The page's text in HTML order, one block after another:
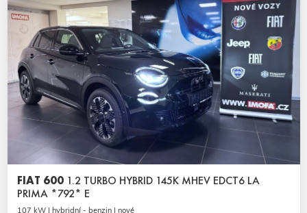
FIAT 600 1.2 TURBO HYBRID 145K MHEV EDCT6 LA
PRIMA *792* E
107 kW | hybridní - benzin | nové